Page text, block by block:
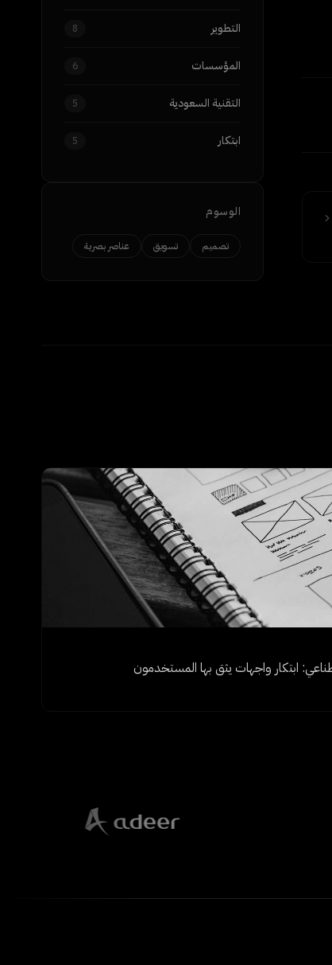
التطوير 8
المؤسسات 6
التقنية السعودية 5
ابتكار 5
الوسوم
تصميم تسويق عناصر بصرية
ابتكار واجهات يثق بها المستخدمون